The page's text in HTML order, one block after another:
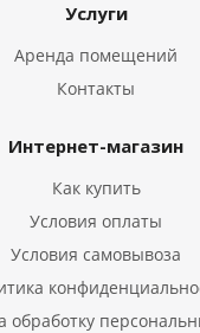
Услуги
Аренда помещений
Контакты
Интернет-магазин
Как купить
Условия оплаты
Условия самовывоза
обработку